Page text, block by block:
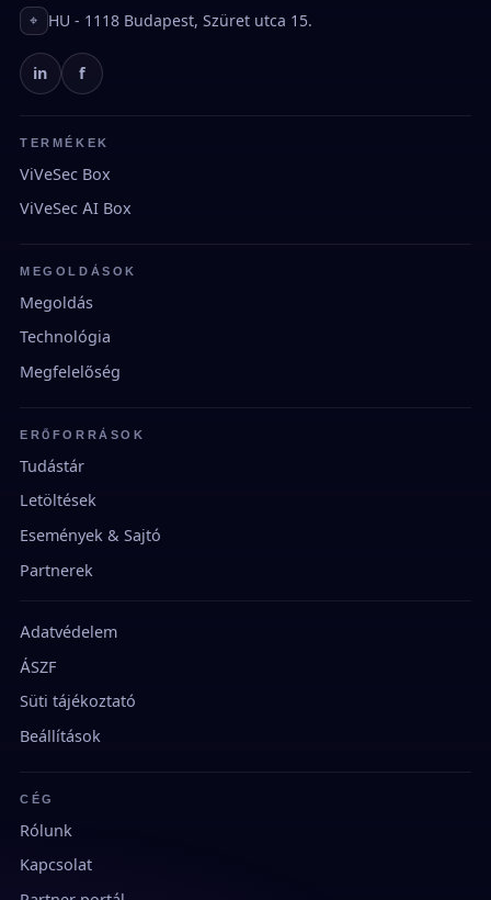
⌖ HU - 1118 Budapest, Szüret utca 15.
in f
TERMÉKEK
ViVeSec Box
ViVeSec AI Box
MEGOLDÁSOK
Megoldás
Technológia
Megfelelőség
ERŐFORRÁSOK
Tudástár
Letöltések
Események & Sajtó
Partnerek
Adatvédelem
ÁSZF
Süti tájékoztató
Beállítások
CÉG
Rólunk
Kapcsolat